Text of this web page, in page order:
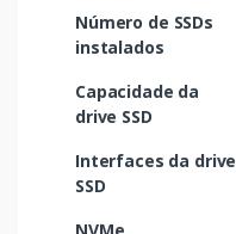
Número de SSDs
instalados
Capacidade da
drive SSD
Interfaces da drive
SSD